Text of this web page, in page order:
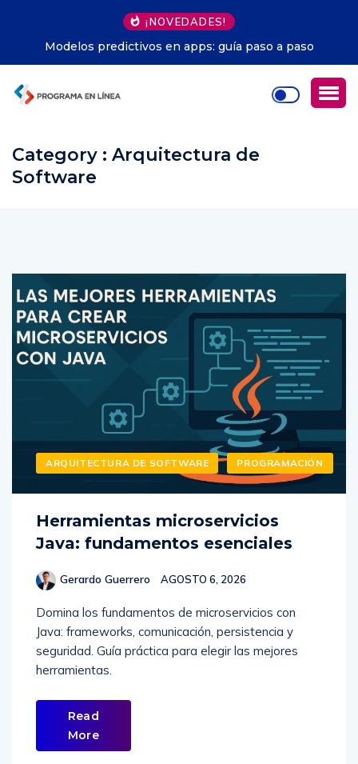
¡NOVEDADES!
Modelos predictivos en apps: guía paso a paso
Category : Arquitectura de
Software
ARQUITECTURA DE SOFTWARE PROGRAMACIÓN
Herramientas microservicios
Java: fundamentos esenciales
Gerardo Guerrero AGOSTO 6, 2026
Domina los fundamentos de microservicios con
Java: frameworks, comunicación, persistencia y
seguridad. Guía práctica para elegir las mejores
herramientas.
Read
More